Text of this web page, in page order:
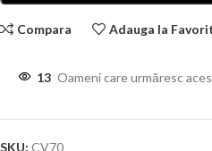
Compara Adauga la
13 Oameni care urmăresc
SKU: CV70